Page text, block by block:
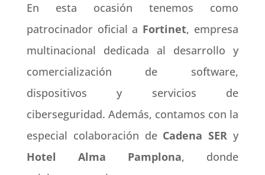
En esta ocasión tenemos como
patrocinador oficial a Fortinet, empresa
multinacional dedicada al desarrollo y
comercialización de software,
dispositivos y servicios de
ciberseguridad. Además, contamos con la
especial colaboración de Cadena SER y
Hotel Alma Pamplona, donde